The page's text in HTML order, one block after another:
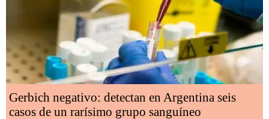
Gerbich negativo: detectan en Argentina seis
casos de un rarísimo grupo sanguíneo